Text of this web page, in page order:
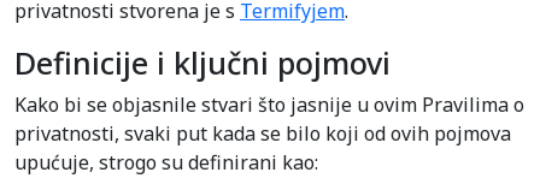
privatnosti stvorena je s Termifyjem.
Definicije i ključni pojmovi
Kako bi se objasnile stvari što jasnije u ovim Pravilima o
privatnosti, svaki put kada se bilo koji od ovih pojmova
upućuje, strogo su definirani kao: